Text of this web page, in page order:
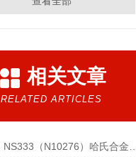
相关文章
RELATED ARTICLES